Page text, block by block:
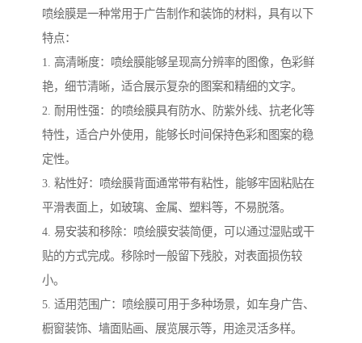
喷绘膜是一种常用于广告制作和装饰的材料，具有以下
特点：
1. 高清晰度：喷绘膜能够呈现高分辨率的图像，色彩鲜
艳，细节清晰，适合展示复杂的图案和精细的文字。
2. 耐用性强：的喷绘膜具有防水、防紫外线、抗老化等
特性，适合户外使用，能够长时间保持色彩和图案的稳
定性。
3. 粘性好：喷绘膜背面通常带有粘性，能够牢固粘贴在
平滑表面上，如玻璃、金属、塑料等，不易脱落。
4. 易安装和移除：喷绘膜安装简便，可以通过湿贴或干
贴的方式完成。移除时一般留下残胶，对表面损伤较
小。
5. 适用范围广：喷绘膜可用于多种场景，如车身广告、
橱窗装饰、墙面贴画、展览展示等，用途灵活多样。